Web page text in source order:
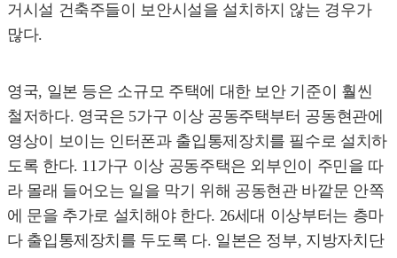
거시설 건축주들이 보안시설을 설치하지 않는 경우가
많다.
영국, 일본 등은 소규모 주택에 대한 보안 기준이 훨씬
철저하다. 영국은 5가구 이상 공동주택부터 공동현관에
영상이 보이는 인터폰과 출입통제장치를 필수로 설치하
도록 한다. 11가구 이상 공동주택은 외부인이 주민을 따
라 몰래 들어오는 일을 막기 위해 공동현관 바깥문 안쪽
에 문을 추가로 설치해야 한다. 26세대 이상부터는 층마
다 출입통제장치를 두도록 다. 일본은 정부, 지방자치단